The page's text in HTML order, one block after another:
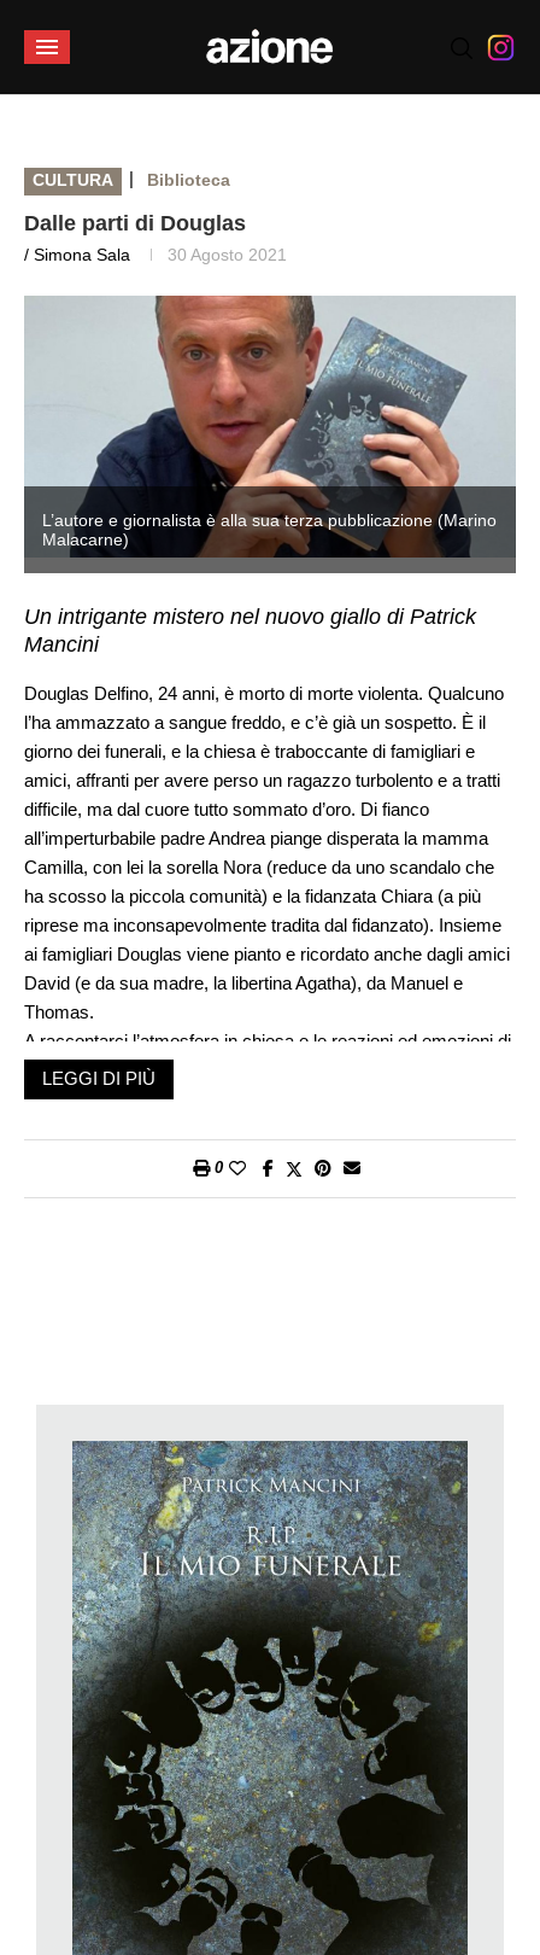
CULTURA | Biblioteca
Dalle parti di Douglas
/ Simona Sala 30 Agosto 2021
L’autore e giornalista è alla sua terza pubblicazione (Marino
Malacarne)
Un intrigante mistero nel nuovo giallo di Patrick
Mancini
Douglas Delfino, 24 anni, è morto di morte violenta. Qualcuno
l’ha ammazzato a sangue freddo, e c’è già un sospetto. È il
giorno dei funerali, e la chiesa è traboccante di famigliari e
amici, affranti per avere perso un ragazzo turbolento e a tratti
difficile, ma dal cuore tutto sommato d’oro. Di fianco
all’imperturbabile padre Andrea piange disperata la mamma
Camilla, con lei la sorella Nora (reduce da uno scandalo che
ha scosso la piccola comunità) e la fidanzata Chiara (a più
riprese ma inconsapevolmente tradita dal fidanzato). Insieme
ai famigliari Douglas viene pianto e ricordato anche dagli amici
David (e da sua madre, la libertina Agatha), da Manuel e
Thomas.
A raccontarci l’atmosfera in chiesa e le reazioni ed emozioni di
tanto variata umanità, vi è niente meno che lo stesso Douglas,
non più essere umano, non ancora abitante degli Inferi (o del
sorta di spirito sospeso e onniscente, con accesso privilegiato
sulle tracce di chi potrebbe avere sparato al giovane Douglas,
decretandone la scomparsa prematura.
RIP – Il mio funeraleè un libro di gradevole lettura, e questo
grazie soprattutto a uno stile scorrevole e sciolto, e al lungo
elenco di brevi e densi capitoletti di cui è composto. I
personaggi sono uniti, oltre che dalla propria appartenenza
territoriale, dalla lunga serie di piccoli e grandi vizi che più o
meno nell’ombra, accompagnano ognuno di noi, ma che,
soprattutto, ognuno di noi vorrebbe tenere segreti.
L’idea di Patrick Mancini, entusiasta giornalista di Ticinonline,
nonché già autore di
Cuorebuiorrore(2015) e#Promessi sposi
(2019), non è nuova: solo per citarne un paio, di salme
fluttuanti e attente avevano già raccontato ad esempio Alice
Sebold in
Amabili resti(una ragazza abusata e assassinata
racconta quanto avviene dopo la propria morte) o Alan Bennett
La cerimonia del massaggio(dove l’estinto, che fisicamente
si è occupato di donne e uomini, inanellando una serie di
rapporti non proprio trasparenti con loro, se ne prende gioco
LEGGI DI PIÙ
0